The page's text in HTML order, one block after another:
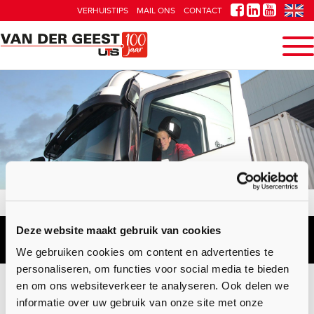
Deze website maakt gebruik van cookies
We gebruiken cookies om content en advertenties te
personaliseren, om functies voor social media te bieden
en om ons websiteverkeer te analyseren. Ook delen we
informatie over uw gebruik van onze site met onze
VERHUISTIPS MAIL ONS CONTACT
Verhuizingen Films Terug in de tijd met UTS Van der Geest
Terug in de tijd
FILMS
Terug in de tijd met UTS Van der